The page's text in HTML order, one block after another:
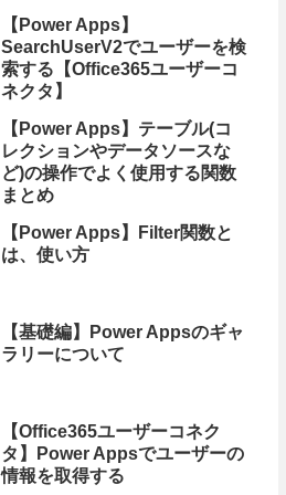
【Power Apps】
SearchUserV2でユーザーを検
索する【Office365ユーザーコ
ネクタ】
【Power Apps】テーブル(コ
レクションやデータソースな
ど)の操作でよく使用する関数
まとめ
【Power Apps】Filter関数と
は、使い方
【基礎編】Power Appsのギャ
ラリーについて
【Office365ユーザーコネク
タ】Power Appsでユーザーの
情報を取得する